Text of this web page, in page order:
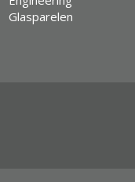
Glasparelen